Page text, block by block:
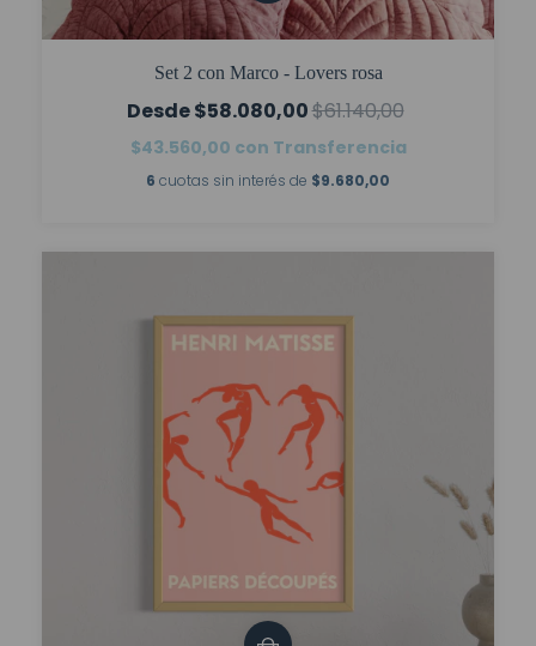
Set 2 con Marco - Lovers rosa
$58.080,00$61.140,00
$43.560,00 con Transferencia
6 cuotas sin interés de $9.680,00